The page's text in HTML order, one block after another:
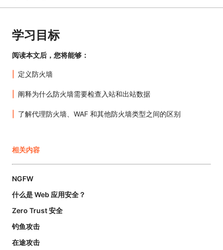
学习目标
阅读本文后，您将能够：
定义防火墙
阐释为什么防火墙需要检查入站和出站数据
了解代理防火墙、WAF 和其他防火墙类型之间的区别
相关内容
NGFW
什么是 Web 应用安全？
Zero Trust 安全
钓鱼攻击
在途攻击